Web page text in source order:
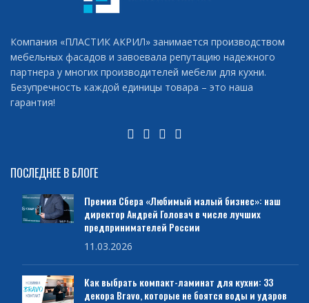
Компания «ПЛАСТИК АКРИЛ» занимается производством
мебельных фасадов и завоевала репутацию надежного
партнера у многих производителей мебели для кухни.
Безупречность каждой единицы товара – это наша
гарантия!
ПОСЛЕДНЕЕ В БЛОГЕ
Премия Сбера «Любимый малый бизнес»: наш
директор Андрей Головач в числе лучших
предпринимателей России
11.03.2026
Как выбрать компакт-ламинат для кухни: 33
декора Bravo, которые не боятся воды и ударов